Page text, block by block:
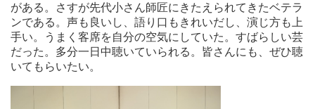
がある。さすが先代小さん師匠にきたえられてきたベテラ
ンである。声も良いし、語り口もきれいだし、演じ方も上
手い。うまく客席を自分の空気にしていた。すばらしい芸
だった。多分一日中聴いていられる。皆さんにも、ぜひ聴
いてもらいたい。